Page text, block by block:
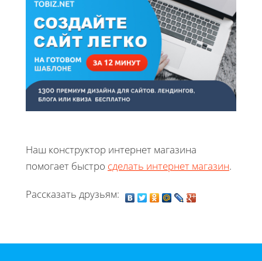
Наш конструктор интернет магазина
помогает быстро сделать интернет магазин.
Рассказать друзьям: